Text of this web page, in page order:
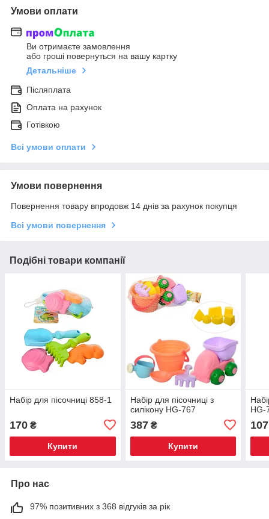
Умови оплати
Ви отримаєте замовлення
або гроші повернуться на вашу картку
Детальніше
Післяплата
Оплата на рахунок
Готівкою
Всі умови оплати
Умови повернення
Повернення товару впродовж 14 днів за рахунок покупця
Всі умови повернення
Подібні товари компанії
Набір для пісочниці 858-1
170 ₴
Купити
Набір для пісочниці з
силікону HG-767
387₴
Купити
HG-
107
Про нас
97% позитивних з 368 відгуків за рік